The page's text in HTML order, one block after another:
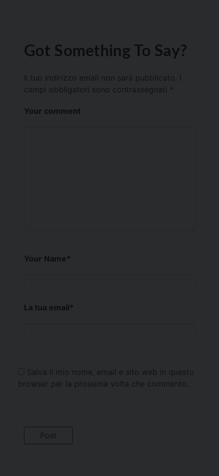
Got Something To Say?
Il tuo indirizzo email non sarà pubblicato.
campi obbligatori sono contrassegnati *
Your comment
Your Name*
La tua email*
Salva il mio nome, email e sito web in questo
browser per la prossima volta che commento.